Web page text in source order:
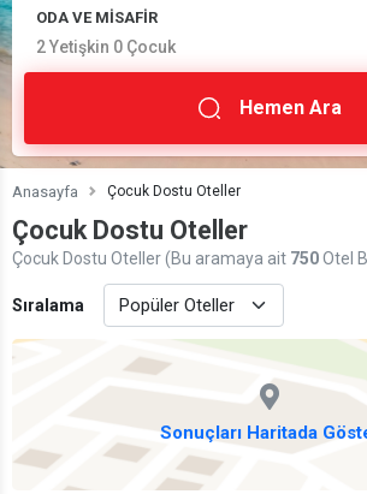
ODA VE MİSAFİR
2Yetişkin 0 Çocuk
Hemen Ara
Anasayfa Çocuk Dostu Oteller
Çocuk Dostu Oteller
Çocuk Dostu Oteller (Bu aramaya ait 750Otel
Sıralama
Sonuçları Haritada